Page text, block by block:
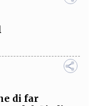
di far